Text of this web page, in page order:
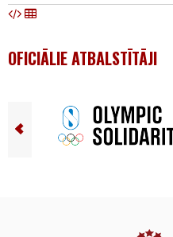
OFICIĀLIE ATBALSTĪTĀJI